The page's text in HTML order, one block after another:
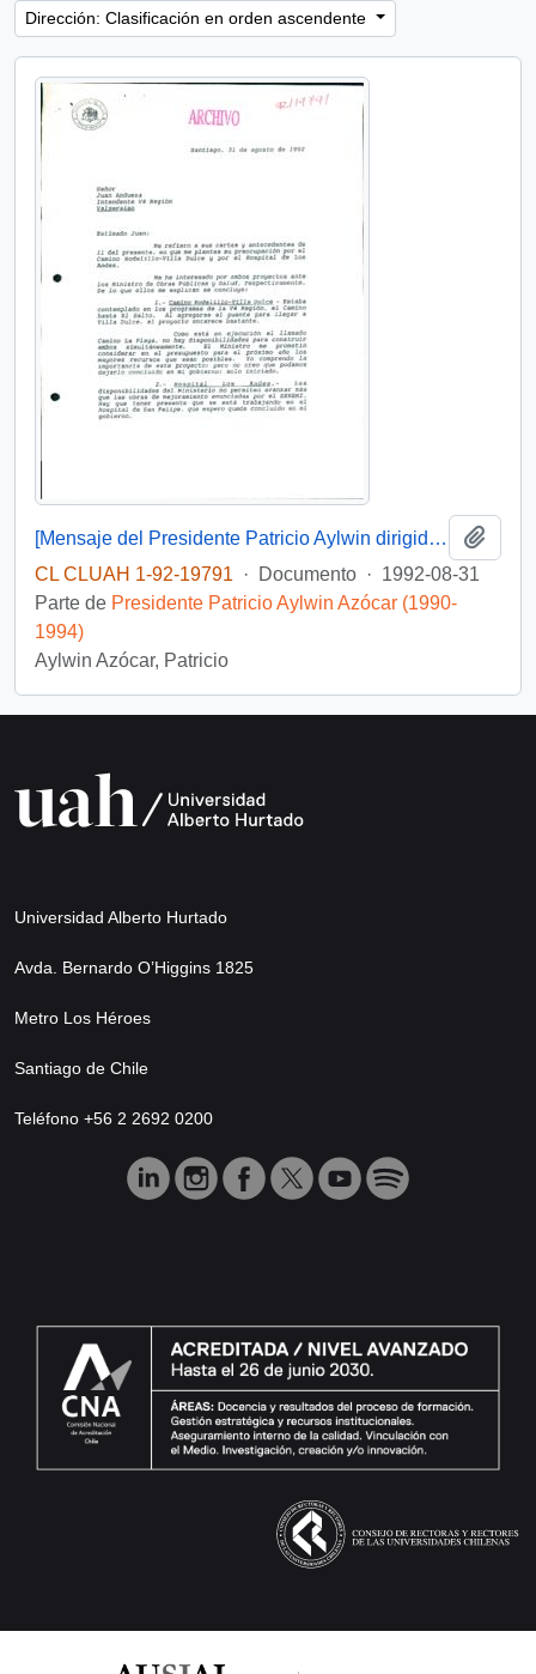
Dirección: Clasificación en orden ascendente
[Mensaje del Presidente Patricio Aylwin dirigido al Intendente de la Región de Valparaíso]
CL CLUAH 1-92-19791
· Documento · 1992-08-31
Parte de Presidente Patricio Aylwin Azócar (1990-
1994)
Aylwin Azócar, Patricio
Universidad Alberto Hurtado
Avda. Bernardo O’Higgins 1825
Metro Los Héroes
Santiago de Chile
Teléfono +56 2 2692 0200